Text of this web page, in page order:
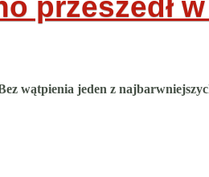
przeszedł
wątpienia jeden z